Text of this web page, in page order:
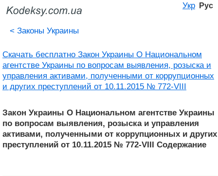
Укр Рус
< Законы Украины
Скачать бесплатно Закон Украины О Национальном
агентстве Украины по вопросам выявления, розыска и
управления активами, полученными от коррупционных
и других преступлений от 10.11.2015 № 772-VIII
Закон Украины О Национальном агентстве Украины
по вопросам выявления, розыска и управления
активами, полученными от коррупционных и других
преступлений от 10.11.2015 № 772-VIII Содержание